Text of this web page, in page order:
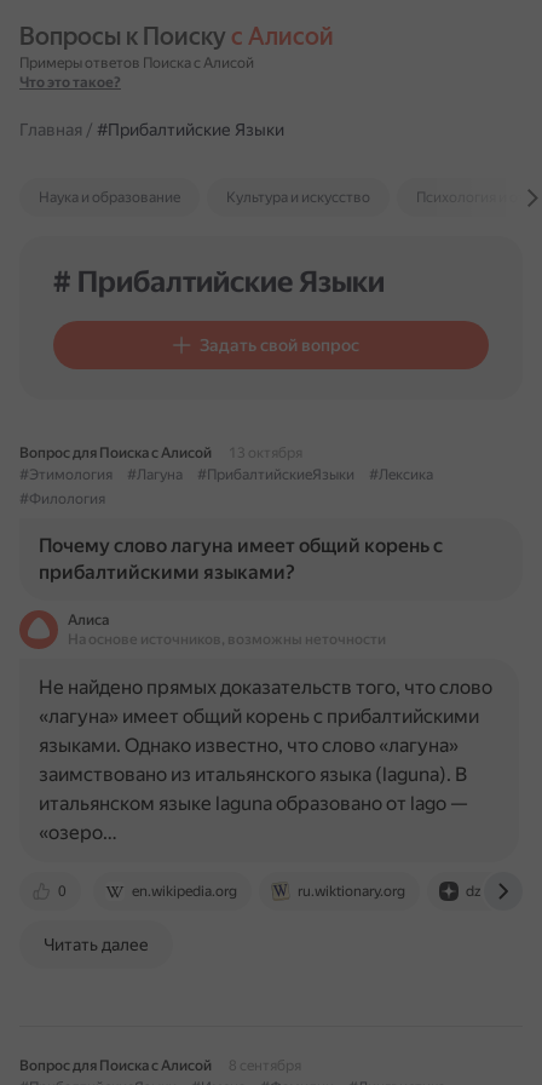
Вопросы к Поиску с Алисой
Примеры ответов Поиска с Алисой
Что это такое?
Главная / #Прибалтийские Языки
Наука и образование Культура и искусство Психология и
# Прибалтийские Языки
Задать свой вопрос
Вопрос для Поиска с Алисой
13 октября
#Этимология
#Лагуна #ПрибалтийскиеЯзыки
#Лексика
#Филология
Почему слово лагуна имеет общий корень с
прибалтийскими языками?
Алиса
На основе источников, возможны неточности
0 en.wikipedia.org ru.wiktionary.org dzen.ru
Не найдено прямых доказательств того, что слово
«лагуна» имеет общий корень с прибалтийскими
языками. Однако известно, что слово «лагуна»
заимствовано из итальянского языка (laguna). В
итальянском языке laguna образовано от lago —
«озеро…
Читать далее
Вопрос для Поиска с Алисой
8 сентября